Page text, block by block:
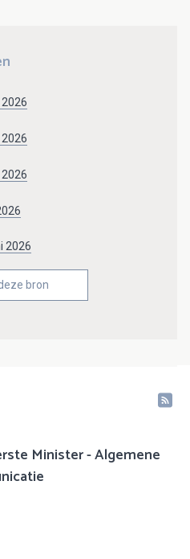
2026
bron
Minister - Algemene